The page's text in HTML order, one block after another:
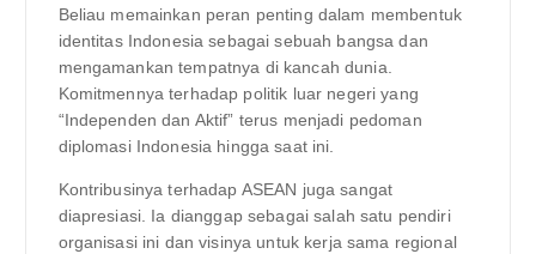
Beliau memainkan peran penting dalam membentuk
identitas Indonesia sebagai sebuah bangsa dan
mengamankan tempatnya di kancah dunia.
Komitmennya terhadap politik luar negeri yang
“Independen dan Aktif” terus menjadi pedoman
diplomasi Indonesia hingga saat ini.
Kontribusinya terhadap ASEAN juga sangat
diapresiasi. Ia dianggap sebagai salah satu pendiri
organisasi ini dan visinya untuk kerja sama regional